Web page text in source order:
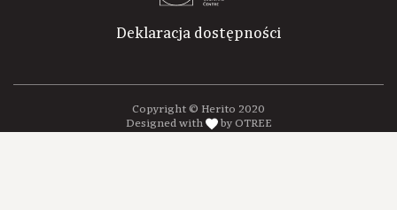
Deklaracja dostępności
Copyright © Herito 2020
Designed with
by OTREE